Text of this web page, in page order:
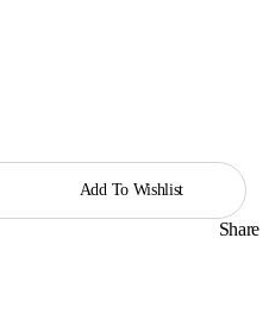
Add To Wishlist
Share